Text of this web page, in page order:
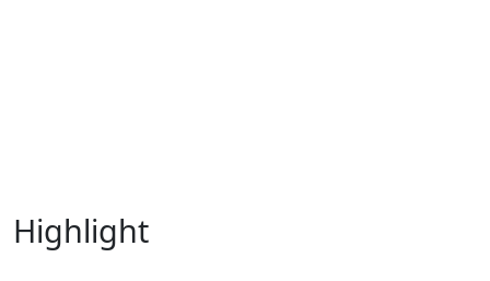
Highlight